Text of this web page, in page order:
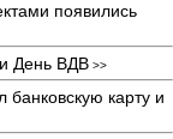
появились
День ВДВ >>
карту и